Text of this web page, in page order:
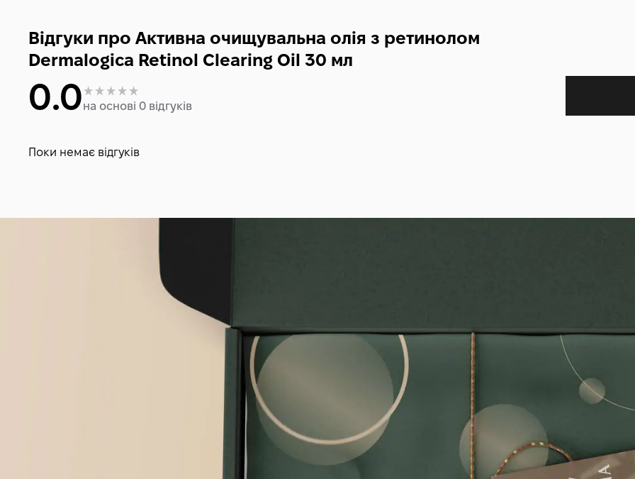
Відгуки про Активна очищувальна олія з ретинолом
Dermalogica Retinol Clearing Oil 30 мл
0.0на основі 0 відгуків
Поки немає відгуків